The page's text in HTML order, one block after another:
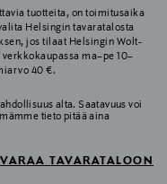
tuotteita, on toimitusaika
Helsingin tavaratalosta
jos tilaat Helsingin Wolt-
ma–pe 10–
40 €.
alta. Saatavuus voi
tieto pitää aina
VARAA TAVARATALOON